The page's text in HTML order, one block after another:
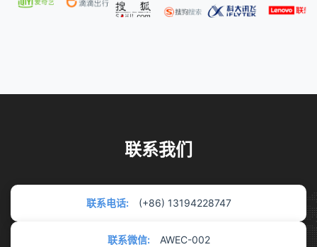
联系我们
联系电话: (+86) 13194228747
联系微信: AWEC-002